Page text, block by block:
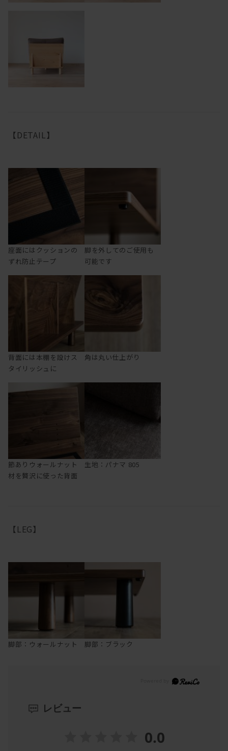
【DETAIL】
座面にはクッションの
ずれ防止テープ
脚を外してのご使用も
可能です
背面には本棚を設けス
タイリッシュに
角は丸い仕上がり
節ありウォールナット
材を贅沢に使った背面
生地：パナマ 805
【LEG】
脚部：ウォールナット 脚部：ブラック
レビュー
0.0